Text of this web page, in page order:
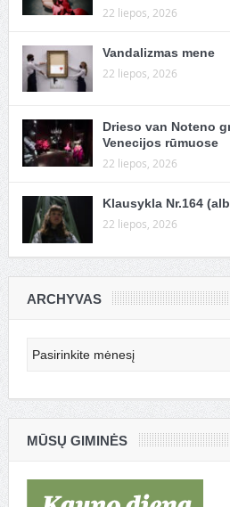
22 liepos, 2026
Vandalizmas mene
22 liepos, 2026
Drieso van Noteno
Venecijos rūmuose
22 liepos, 2026
Klausykla Nr.164
22 liepos, 2026
ARCHYVAS
MŪSŲ GIMINĖS